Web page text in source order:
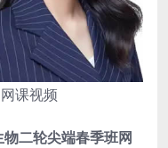
课视频
二轮尖端春季班网